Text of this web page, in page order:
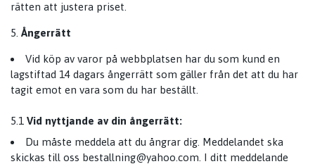
rätten att justera priset.
Ångerrätt
Vid köp av varor på webbplatsen har du som kund en
lagstiftad 14 dagars ångerrätt som gäller från det att du har
tagit emot en vara som du har beställt.
5.1 Vid nyttjande av din ångerrätt:
Du måste meddela att du ångrar dig. Meddelandet ska
skickas till oss bestallning@yahoo.com . I ditt meddelande